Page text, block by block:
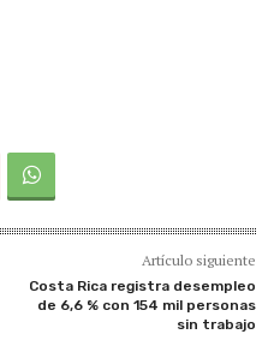
Artículo siguiente
Costa Rica registra desempleo
de 6,6 % con 154 mil personas
sin trabajo